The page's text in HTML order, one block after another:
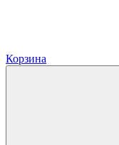
Корзина